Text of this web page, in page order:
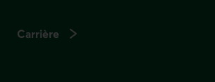
Carrière